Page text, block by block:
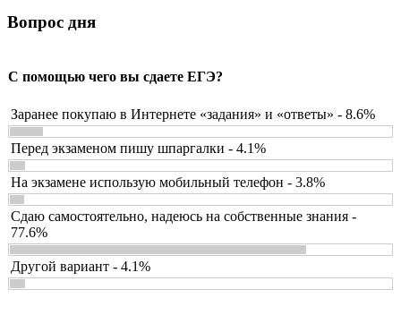
Вопрос дня
С помощью чего вы сдаете ЕГЭ?
Заранее покупаю в Интернете «задания» и «ответы» - 8.6%
Перед экзаменом пишу шпаргалки - 4.1%
На экзамене использую мобильный телефон - 3.8%
Сдаю самостоятельно, надеюсь на собственные знания -
77.6%
Другой вариант - 4.1%